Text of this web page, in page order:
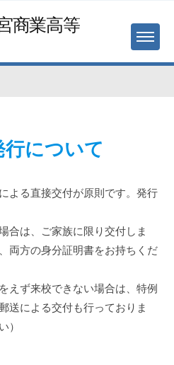
商業高等
MENU
について
よる直接交付が原則です。発行
合は、ご家族に限り交付しま
両方の身分証明書をお持ちくだ
えず来校できない場合は、特例
送による交付も行っておりま
）